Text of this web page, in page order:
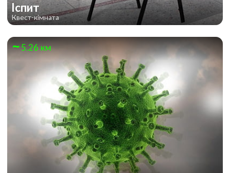
Іспит
Квест-кімната
5.26 км